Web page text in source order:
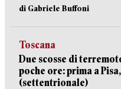
di Gabriele Buffoni
Toscana
Due scosse di
poche ore: prima a
(settentrionale)